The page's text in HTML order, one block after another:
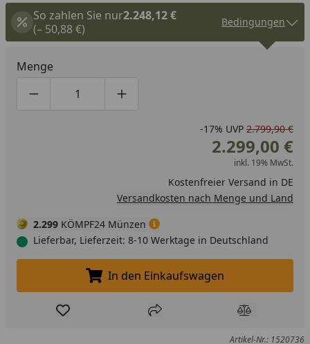
So zahlen Sie nur2.248,12 €
(– 50,88 €)
Bedingungen
Menge
Produktmenge um eins verringern
Produktmenge manuell eingeben
Produktmenge um eins erhöhen
-17% UVP 2.799,90 €
2.299,00 €
inkl. 19% MwSt.
Kostenfreier Versand in DE
Versandkosten nach Menge und Land
2.299 KÖMPF24 Münzen
Lieferbar, Lieferzeit: 8-10 Werktage in Deutschland
In den Einkaufswagen legen
In den Einkaufswagen
Produkt zur Wunschliste hinzufügen
Teilen Produkt
Artikel-Nr.: 1520736